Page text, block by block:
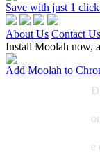
Save with just 1
About Us Contact Us
Install Moolah now,
Add Moolah to
e